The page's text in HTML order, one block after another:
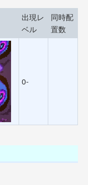
出現レ
ベル
同時配
置数
0-